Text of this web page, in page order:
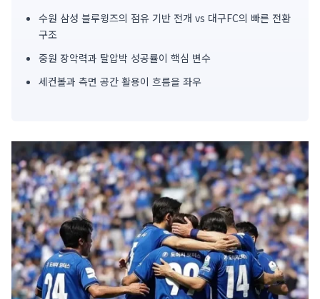
핵
수원 삼성 블루윙즈의 점유 기반 전개 vs 대구FC의 빠른 전환
구조
중원 장악력과 탈압박 성공률이 핵심 변수
세컨볼과 측면 공간 활용이 흐름을 좌우